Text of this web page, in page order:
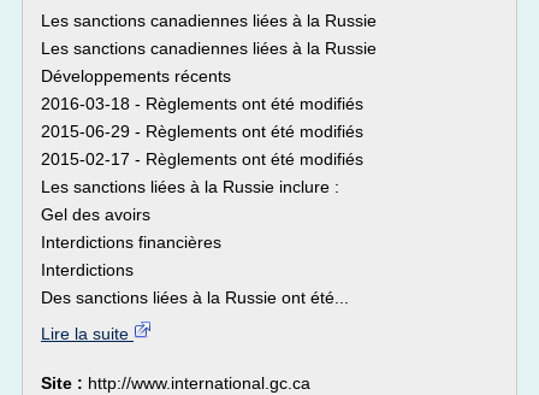
Les sanctions canadiennes liées à la Russie
Les sanctions canadiennes liées à la Russie
Développements récents
2016-03-18 - Règlements ont été modifiés
2015-06-29 - Règlements ont été modifiés
2015-02-17 - Règlements ont été modifiés
Les sanctions liées à la Russie inclure :
Gel des avoirs
Interdictions financières
Interdictions
Des sanctions liées à la Russie ont été...
Lire la suite
Site : http://www.international.gc.ca